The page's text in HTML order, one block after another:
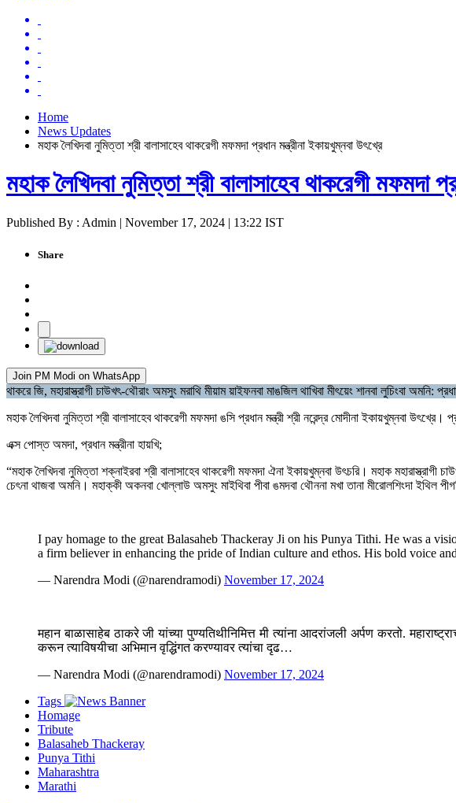
Home
News Updates
মহাক লৈখিদবা নুমিত্তা শ্রী বালাসাহেব থাকরেগী মফমদা প্রধান মন্ত্রীনা ইকায়খুম্নবা উৎখ্রে
মহাক লৈখিদবা নুমিত্তা শ্রী বালাসাহেব থাকরেগী মফমদা
Published By : Admin | November 17, 2024 | 13:22 IST
Share
Join PM Modi on WhatsApp
থাকরে জি, মহারাস্ত্রাগী চাউখৎ-থৌরাং অমসুং মরাথি মীয়াম য়াইফনবা মাঙজিল থাখিবা মীৎয়েং শানবা লুচিংবা অমনি:
মহাক লৈখিদবা নুমিত্তা শ্রী বালাসাহেব থাকরেগী মফমদা ঙসি প্রধান মন্ত্রী শ্রী নরেন্দ্র মোদীনা ইকায়খুম্নবা উৎখ্রে।
এক্স পোস্ত অমদা, প্রধান মন্ত্রীনা হায়খি;
“মহাক লৈখিদবা নুমিত্তা শক্নাইরবা শ্রী বালাসাহেব থাকরেগী মফমদা ঐনা ইকায়খুম্নবা উৎচরি। মহাক
চেৎনা থাজবা অমনি। মহাক্কী অকনবা খোল্লাউ অমসুং মাইথিবা পীবা ঙমদবা থৌননা মখা তানা মীরোলশিংদা ইথিল
I pay homage to the great Balasaheb Thackeray Ji on his Punya Tithi. He was a
a firm believer in enhancing the pride of Indian culture and ethos. His bold voice
— Narendra Modi (@narendramodi) November 17, 2024
महान बाळासाहेब ठाकरे जी यांच्या पुण्यतिथीनिमित्त मी त्यांना आदरांजली अर्पण करतो.
करून त्याविषयीचा अभिमान वृद्धिंगत करण्यावर त्यांचा दृढ…
— Narendra Modi (@narendramodi) November 17, 2024
Tags
Homage
Tribute
Balasaheb Thackeray
Punya Tithi
Maharashtra
Marathi